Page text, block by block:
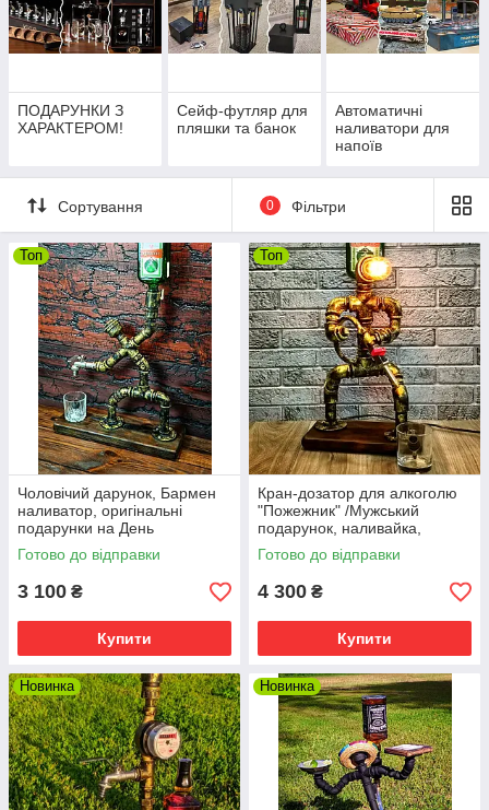
ПОДАРУНКИ З
ХАРАКТЕРОМ!
Сейф-футляр для
пляшки та банок
Автоматичні
наливатори для
напоїв
Сортування 0 Фільтри
Топ
Чоловічий дарунок, Бармен
наливатор, оригінальні
подарунки на День
народження
Готово до відправки
3 100 ₴
Купити
Топ
Кран-дозатор для алкоголю
"Пожежник" /Мужський
подарунок, наливайка,
оригінальні подарунки на
День народження
Готово до відправки
4 300 ₴
Купити
Новинка Новинка